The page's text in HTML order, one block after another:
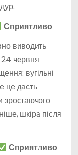
Сприятливо
виводить
24 червня
вугільні
це дасть
зростаючого
шкіра після
Сприятливо